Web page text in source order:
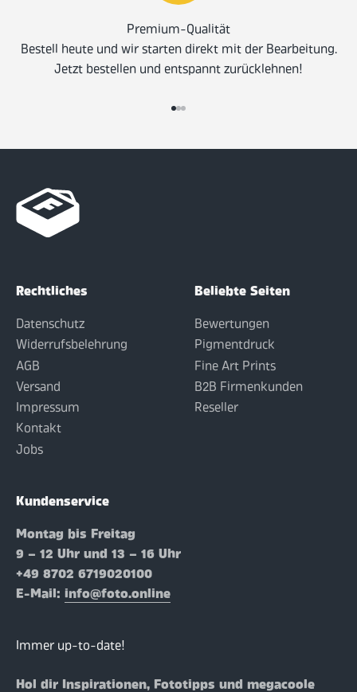
Premium-Qualität
Bestell heute und wir starten direkt mit der Bearbeitung.
Jetzt bestellen und entspannt zurücklehnen!
Gehe zu Element 1
Gehe zu Element 2
Gehe zu Element 3
Rechtliches
Datenschutz
Widerrufsbelehrung
AGB
Versand
Impressum
Kontakt
Jobs
Kundenservice
Montag bis Freitag
9 – 12 Uhr und 13 – 16 Uhr
+49 8702 6719020100
E-Mail: info@foto.online
Beliebte Seiten
Bewertungen
Pigmentdruck
Fine Art Prints
B2B Firmenkunden
Reseller
Immer up-to-date!
Hol dir Inspirationen, Fototipps und megacoole